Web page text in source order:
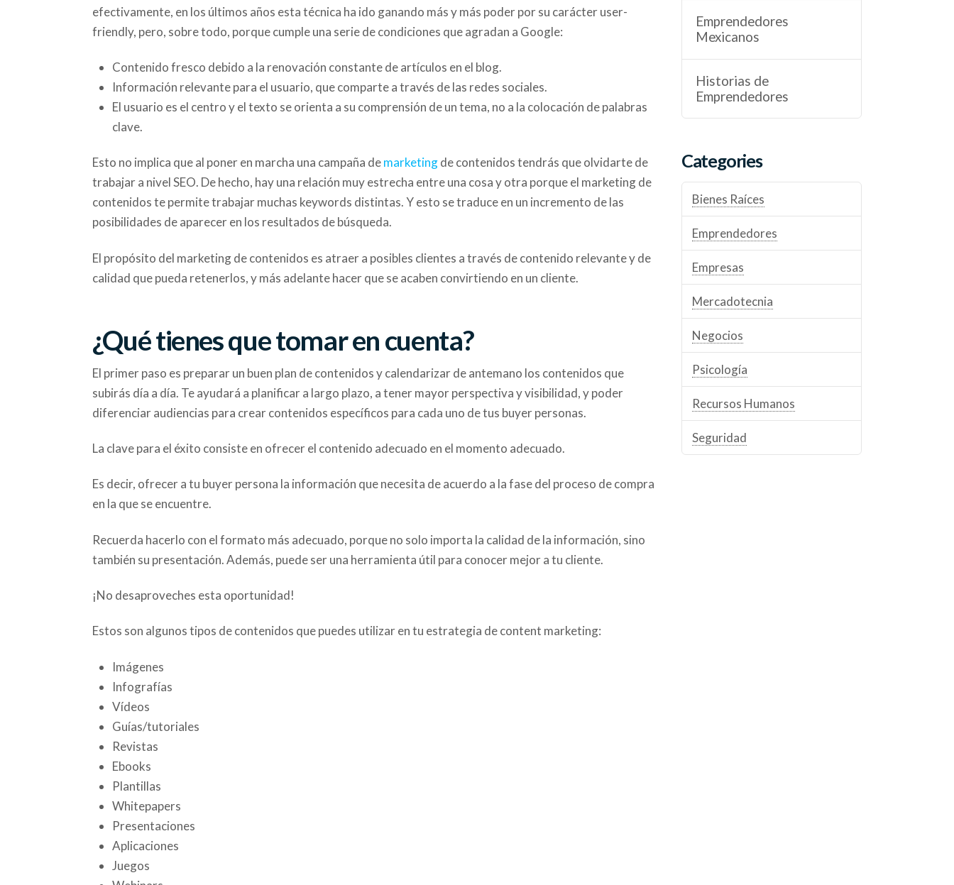
efectivamente, en los últimos años esta técnica ha ido ganando más y más poder por su carácter user-
friendly, pero, sobre todo, porque cumple una serie de condiciones que agradan a Google:
Contenido fresco debido a la renovación constante de artículos en el blog.
Información relevante para el usuario, que comparte a través de las redes sociales.
El usuario es el centro y el texto se orienta a su comprensión de un tema, no a la colocación de palabras
clave.
Esto no implica que al poner en marcha una campaña demarketingde contenidos tendrás que olvidarte de
trabajar a nivel SEO. De hecho, hay una relación muy estrecha entre una cosa y otra porque el marketing de
contenidos te permite trabajar muchas keywords distintas. Y esto se traduce en un incremento de las
posibilidades de aparecer en los resultados de búsqueda.
El propósito del marketing de contenidos es atraer a posibles clientes a través de contenido relevante y de
calidad que pueda retenerlos, y más adelante hacer que se acaben convirtiendo en un cliente.
¿Qué tienes que tomar en cuenta?
El primer paso es preparar un buen plan de contenidos y calendarizar de antemano los contenidos que
subirás día a día. Te ayudará a planificar a largo plazo, a tener mayor perspectiva y visibilidad, y poder
diferenciar audiencias para crear contenidos específicos para cada uno de tus buyer personas.
La clave para el éxito consiste en ofrecer el contenido adecuado en el momento adecuado.
Es decir, ofrecer a tu buyer persona la información que necesita de acuerdo a la fase del proceso de compra
en la que se encuentre.
Recuerda hacerlo con el formato más adecuado, porque no solo importa la calidad de la información, sino
también su presentación. Además, puede ser una herramienta útil para conocer mejor a tu cliente.
¡No desaproveches esta oportunidad!
Estos son algunos tipos de contenidos que puedes utilizar en tu estrategia de content marketing:
Imágenes
Infografías
Vídeos
Guías/tutoriales
Revistas
Ebooks
Plantillas
Whitepapers
Presentaciones
Aplicaciones
Juegos
Emprendedores
Mexicanos
Historias de
Emprendedores
Categories
Bienes Raíces
Emprendedores
Empresas
Mercadotecnia
Negocios
Psicología
Recursos Humanos
Seguridad